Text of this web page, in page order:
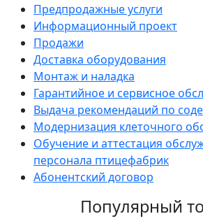
Предпродажные услуги
Информационный проект
Продажи
Доставка оборудования
Монтаж и наладка
Гарантийное и сервисное
Выдача рекомендаций по
Модернизация клеточного
Обучение и аттестация
персонала птицефабрик
Абонентский договор
Популярный